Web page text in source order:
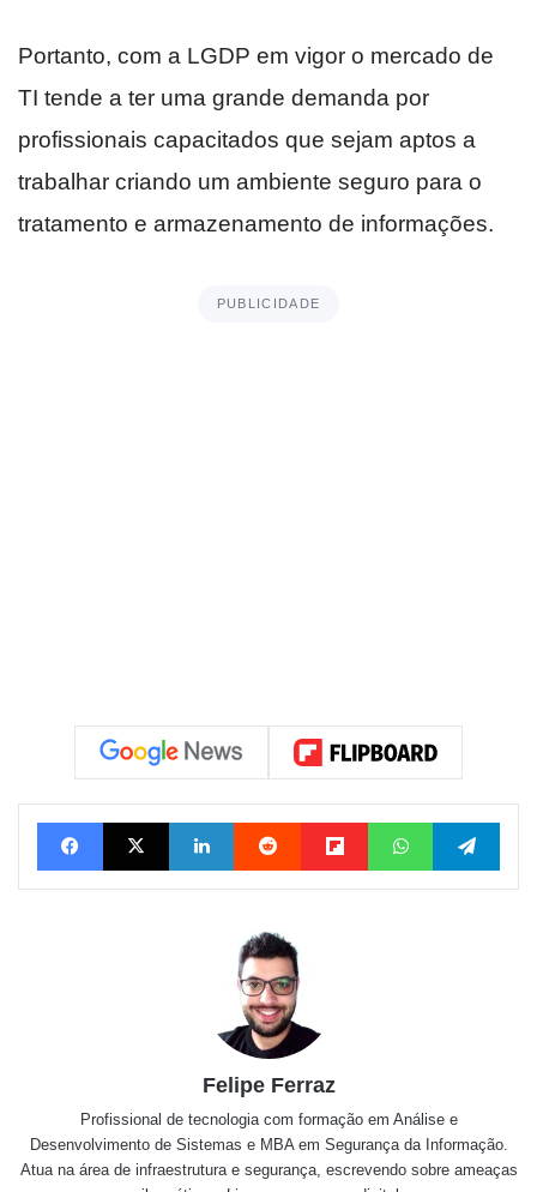
Portanto, com a LGDP em vigor o mercado de
TI tende a ter uma grande demanda por
profissionais capacitados que sejam aptos a
trabalhar criando um ambiente seguro para o
tratamento e armazenamento de informações.
PUBLICIDADE
FacebookX Linkedin Reddit FlipboardWhatsApp
Felipe Ferraz
Profissional de tecnologia com formação em Análise e
Desenvolvimento de Sistemas e MBA em Segurança da Informação.
Atua na área de infraestrutura e segurança, escrevendo sobre ameaças